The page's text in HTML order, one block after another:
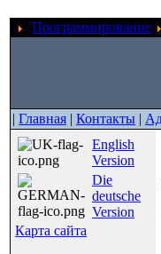
Программирование
| Главная | Контакты |
English
Version
Die
deutsche
Version
Карта сайта